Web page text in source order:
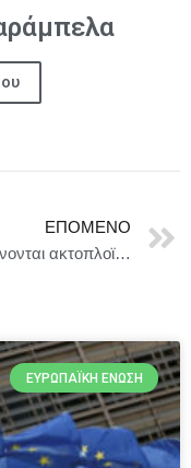
ΕΠΌΜΕΝΟ
Ακυρώνονται ακτοπλοϊκά δρομολόγια στο Ιόνιο, λόγω κακοκαιρίας
ΕΥΡΩΠΑΪΚΉ ΈΝΩΣΗ